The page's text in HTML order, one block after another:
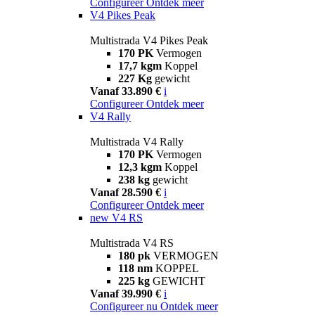
V4 Pikes Peak
Multistrada V4 Pikes Peak
170 PK Vermogen
17,7 kgm Koppel
227 Kg gewicht
Vanaf 33.890 € i
Configureer Ontdek meer
V4 Rally
Multistrada V4 Rally
170 PK Vermogen
12,3 kgm Koppel
238 kg gewicht
Vanaf 28.590 € i
Configureer Ontdek meer
new V4 RS
Multistrada V4 RS
180 pk VERMOGEN
118 nm KOPPEL
225 kg GEWICHT
Vanaf 39.990 € i
Configureer nu Ontdek meer